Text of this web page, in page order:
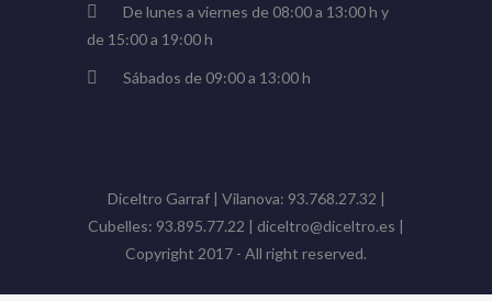
De lunes a viernes de 08:00 a 13:00 h y
de 15:00 a 19:00 h
Sábados de 09:00 a 13:00 h
Diceltro Garraf | Vilanova: 93.768.27.32 |
Cubelles: 93.895.77.22 | diceltro@diceltro.es |
Copyright 2017 - All right reserved.